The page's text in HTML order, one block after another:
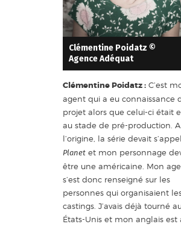
Clémentine Poidatz ©
Agence Adéquat
Clémentine Poidatz : C’est
agent qui a eu connaissance
projet alors que celui-ci était
au stade de pré-production. A
l’origine, la série devait
Planet et mon personnage
être une américaine. Mon
s’est donc renseigné sur les
personnes qui organisaient
castings. J’avais déjà tourné
États-Unis et mon anglais est